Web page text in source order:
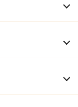
3,000～5,000円
5,000円程度